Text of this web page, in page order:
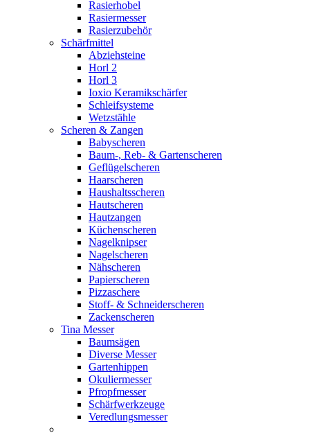
Rasierhobel
Rasiermesser
Rasierzubehör
Schärfmittel
Abziehsteine
Horl 2
Horl 3
Ioxio Keramikschärfer
Schleifsysteme
Wetzstähle
Scheren & Zangen
Babyscheren
Baum-, Reb- & Gartenscheren
Geflügelscheren
Haarscheren
Haushaltsscheren
Hautscheren
Hautzangen
Küchenscheren
Nagelknipser
Nagelscheren
Nähscheren
Papierscheren
Pizzaschere
Stoff- & Schneiderscheren
Zackenscheren
Tina Messer
Baumsägen
Diverse Messer
Gartenhippen
Okuliermesser
Pfropfmesser
Schärfwerkzeuge
Veredlungsmesser